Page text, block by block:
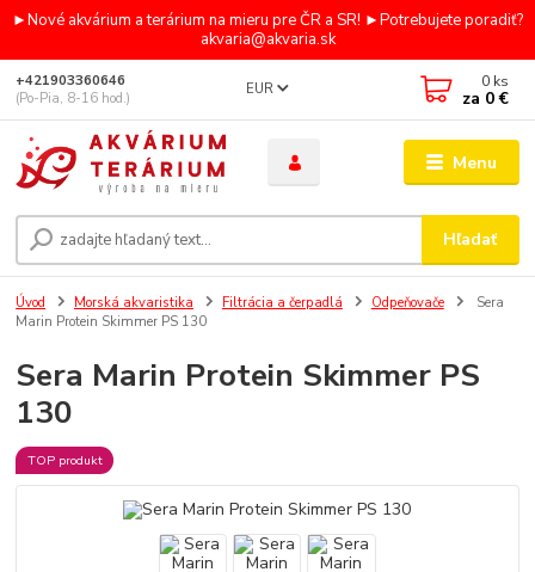
►Nové akvárium a terárium na mieru pre ČR a SR! ►Potrebujete poradiť?
akvaria@akvaria.sk
Menu
EUR
Hľadať
+421903360646
(Po-Pia, 8-16 hod.)
0 ks
za 0 €
Úvod Morská akvaristika Filtrácia a čerpadlá Odpeňovače
Sera
Marin Protein Skimmer PS 130
Sera Marin Protein Skimmer PS
130
TOP produkt